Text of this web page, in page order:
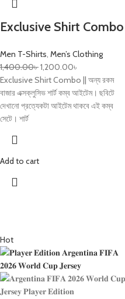
Exclusive Shirt Combo
Men T-Shirts, Men’s Clothing
1,400.00৳1,200.00৳
Exclusive Shirt Combo || অন্য রকম
বাজার এক্সক্লুসিভ শার্ট কম্ব আইটেম। ছবিটে
দেখানো প্রত্যেকটা আইটেম থাকবে এই কম্ব
সেটে। শার্ট
Add to cart
Hot